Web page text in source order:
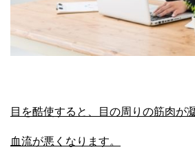
目を酷使すると、目の周りの筋肉が
血流が悪くなります。